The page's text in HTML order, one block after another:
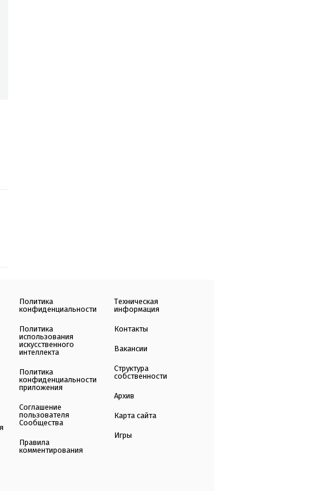
Политика
конфиденциальности
Политика
использования
искусственного
интеллекта
Политика
конфиденциальности
приложения
Соглашение
пользователя
Сообщества
Правила
комментирования
Техническая
информация
Контакты
Вакансии
Структура
собственности
Архив
Карта сайта
Игры